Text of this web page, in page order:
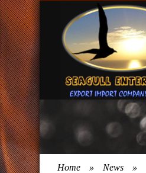
Home » News »